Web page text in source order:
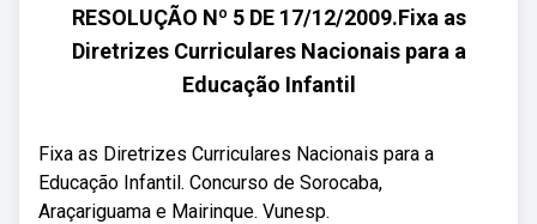
RESOLUÇÃO Nº 5 DE 17/12/2009.Fixa as
Diretrizes Curriculares Nacionais para a
Educação Infantil
Fixa as Diretrizes Curriculares Nacionais para a
Educação Infantil. Concurso de Sorocaba,
Araçariguama e Mairinque. Vunesp.